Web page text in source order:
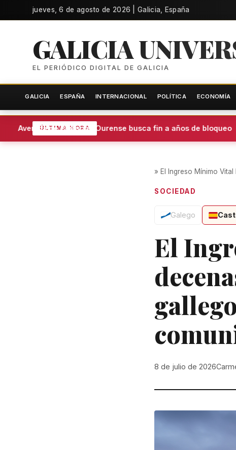
jueves, 6 de agosto de 2026 | Galicia, España
GALICIA
EL PERIÓDICO DIGITAL DE GALICIA
GALICIA ESPAÑA INTERNACIONAL POLÍTICA ECONOMÍA
ÚLTIMA HORA
Avenida de Portugal: Ourense busca fin a años de bloqueo
» El Ingreso Mínimo
SOCIEDAD
Galego
El
8 de julio de 2026